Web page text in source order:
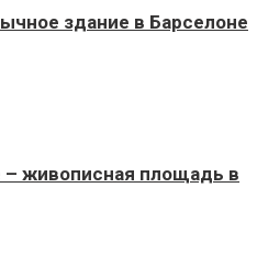
здание в Барселоне
живописная площадь в